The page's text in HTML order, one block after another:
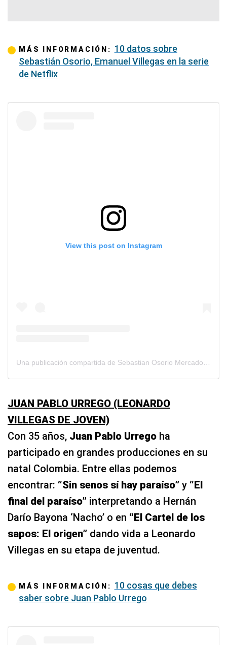
MÁS INFORMACIÓN: 10 datos sobre
Sebastián Osorio, Emanuel Villegas en la serie
de Netflix
View this post on Instagram
Una publicación compartida de Sebastian Osorio Mercado (@sebastianosmer)
JUAN PABLO URREGO (LEONARDO
VILLEGAS DE JOVEN)
Con 35 años, Juan Pablo Urrego ha
participado en grandes producciones en su
natal Colombia. Entre ellas podemos
encontrar: “Sin senos sí hay paraíso” y “El
final del paraíso” interpretando a Hernán
Darío Bayona ‘Nacho’ o en “El Cartel de los
sapos: El origen” dando vida a Leonardo
Villegas en su etapa de juventud.
MÁS INFORMACIÓN: 10 cosas que debes
saber sobre Juan Pablo Urrego